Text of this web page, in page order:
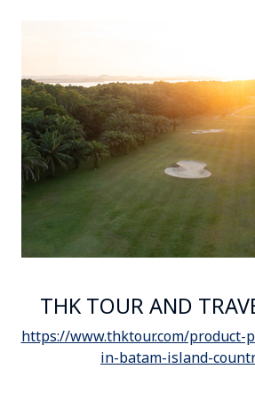
THK TOUR AND
https://www.thktour.com/product-
in-batam-island-